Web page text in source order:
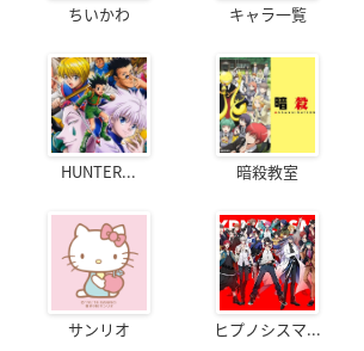
ちいかわ キャラ一覧
HUNTER... 暗殺教室
サンリオ ヒプノシスマ...